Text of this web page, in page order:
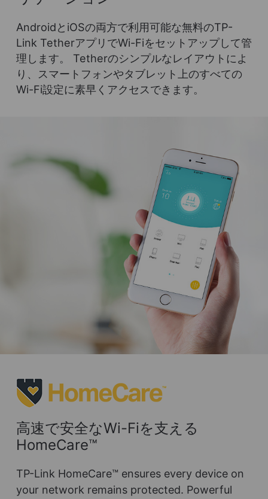
AndroidとiOSの両方で利用可能な無料のTP-
Link TetherアプリでWi-Fiをセットアップして管
理します。 Tetherのシンプルなレイアウトによ
り、スマートフォンやタブレット上のすべての
Wi-Fi設定に素早くアクセスできます。
高速で安全なWi-Fiを支える
HomeCare™
TP-Link HomeCare™ ensures every device on
your network remains protected. Powerful